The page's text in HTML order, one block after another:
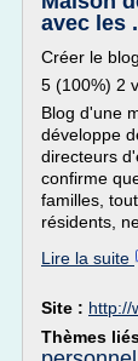
avec les
Créer le
5 (100%) 2
Blog d'une
développe
directeurs
confirme
familles,
résidents,
Lire la suite
Site : http://
Thèmes